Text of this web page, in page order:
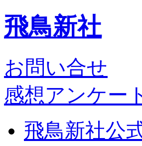
飛鳥新社
お問い合せ
感想アンケー
飛鳥新社公